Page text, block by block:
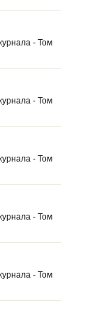
- Том
- Том
- Том
- Том
- Том